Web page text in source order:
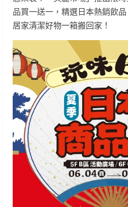
品買一送一，精選日本熱銷飲
居家清潔好物一箱搬回家！